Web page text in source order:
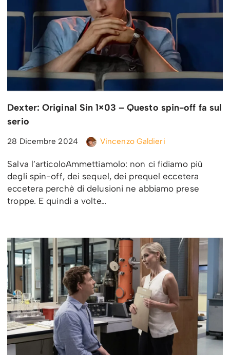
Dexter: Original Sin 1×03 – Questo spin-off fa sul
serio
28 Dicembre 2024 Vincenzo Galdieri
Salva l’articoloAmmettiamolo: non ci fidiamo più
degli spin-off, dei sequel, dei prequel eccetera
eccetera perchè di delusioni ne abbiamo prese
troppe. E quindi a volte…